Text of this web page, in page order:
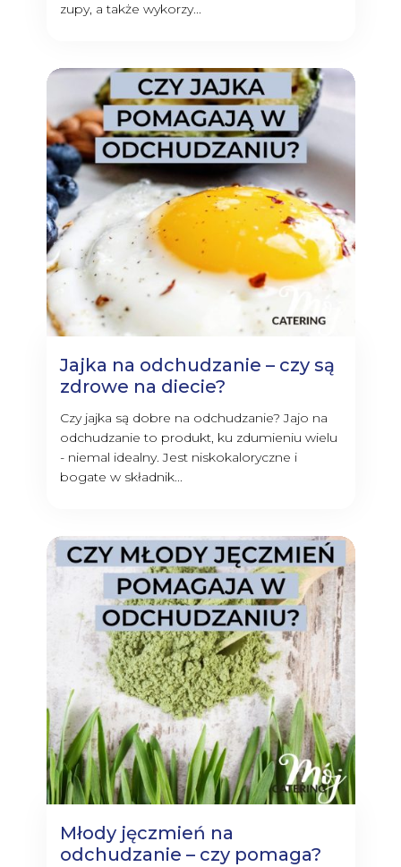
zupy, a także wykorzy...
Jajka na odchudzanie – czy są
zdrowe na diecie?
Czy jajka są dobre na odchudzanie? Jajo na
odchudzanie to produkt, ku zdumieniu wielu
- niemal idealny. Jest niskokaloryczne i
bogate w składnik...
Młody jęczmień na
odchudzanie – czy pomaga?